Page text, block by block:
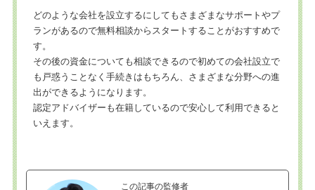
どのような会社を設立するにしてもさまざまなサポートやプ
ランがあるので無料相談からスタートすることがおすすめで
す。
その後の資金についても相談できるので初めての会社設立で
も戸惑うことなく手続きはもちろん、さまざまな分野への進
出ができるようになります。
認定アドバイザーも在籍しているので安心して利用できると
いえます。
この記事の監修者